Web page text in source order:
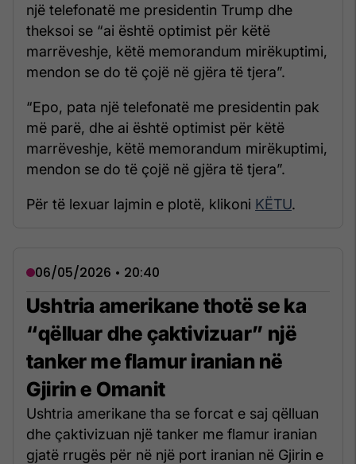
një telefonatë me presidentin Trump dhe
theksoi se “ai është optimist për këtë
marrëveshje, këtë memorandum mirëkuptimi,
mendon se do të çojë në gjëra të tjera”.
“Epo, pata një telefonatë me presidentin pak
më parë, dhe ai është optimist për këtë
marrëveshje, këtë memorandum mirëkuptimi,
mendon se do të çojë në gjëra të tjera”.
Për të lexuar lajmin e plotë, klikoni KËTU.
06/05/2026 • 20:40
Ushtria amerikane thotë se ka
“qëlluar dhe çaktivizuar” një
tanker me flamur iranian në
Gjirin e Omanit
Ushtria amerikane tha se forcat e saj qëlluan
dhe çaktivizuan një tanker me flamur iranian
gjatë rrugës për në një port iranian në Gjirin e